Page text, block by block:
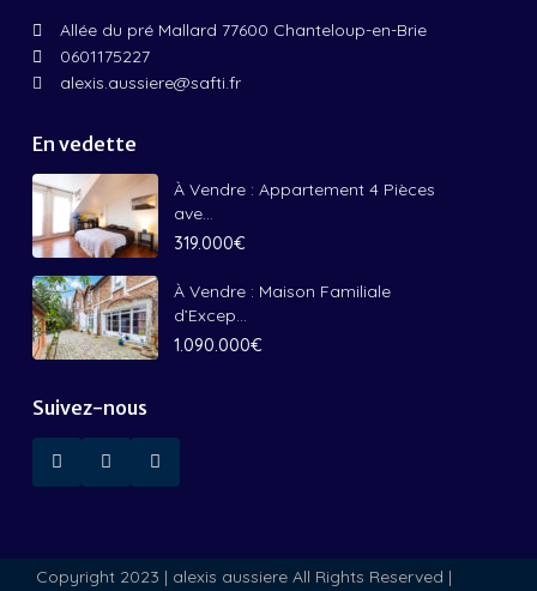
Allée du pré Mallard 77600 Chanteloup-en-Brie
0601175227
alexis.aussiere@safti.fr
En vedette
À Vendre : Appartement 4 Pièces
ave...
319.000€
À Vendre : Maison Familiale
d’Excep...
1.090.000€
Suivez-nous
Copyright 2023 | alexis aussiere All Rights Reserved |